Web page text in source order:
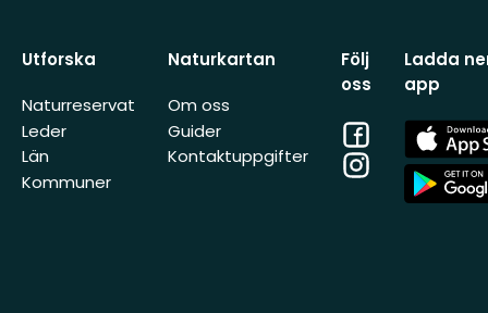
Utforska
Naturreservat
Leder
Län
Kommuner
Naturkartan
Om oss
Guider
Kontaktuppgifter
Följ
oss
Facebook
Instagram
Ladda
app
App
Store
App
Store